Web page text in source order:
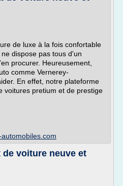
de luxe à la fois confortable
dispose pas tous d'un
procurer. Heureusement,
comme Vernerey-
En effet, notre plateforme
voitures pretium et de prestige
de voiture neuve et